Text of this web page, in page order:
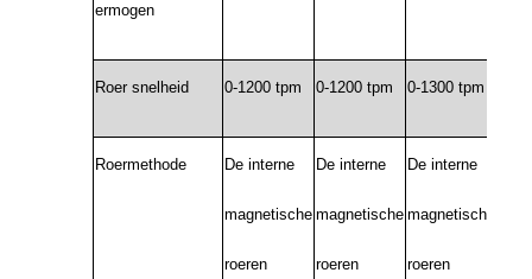
ermogen
Roer snelheid 0-1200 tpm 0-1200 tpm 0-1300 tpm
Roermethode De interne
magnetische
roeren
De interne
magnetische
roeren
De interne
magnetische
roeren